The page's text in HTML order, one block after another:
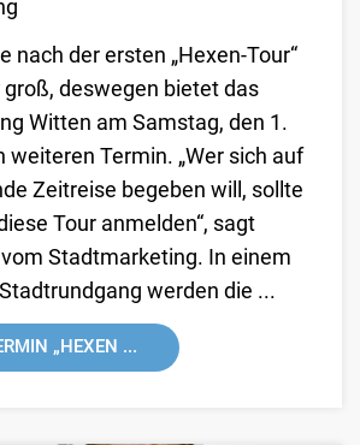
nach der ersten „Hexen-Tour“
deswegen bietet das
Witten am Samstag, den 1.
weiteren Termin. „Wer sich auf
Zeitreise begeben will, sollte
Tour anmelden“, sagt
Stadtmarketing. In einem
werden die ...
„HEXEN ...